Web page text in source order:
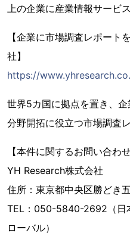
上の企業に産業情報サービ
【企業に市場調査レポート
社】
https://
世界5カ国に拠点を置き、
分野開拓に役立つ市場調査
【本件に関するお問い合わせ
YH Research株式会社
住所：東京都中央区勝どき
TEL：050-5840-2692（
ローバル）